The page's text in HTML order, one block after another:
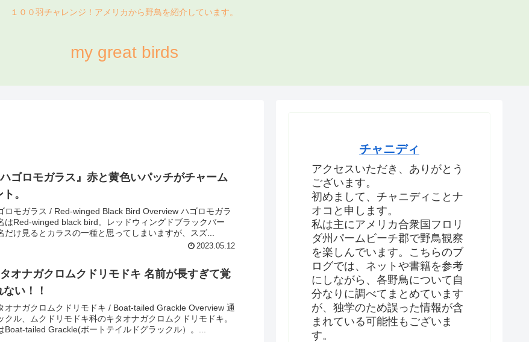
１００羽チャレンジ！アメリカから野鳥を紹介しています。
my great birds
ゴロモガラス』赤と黄色いパッチがチャーム
。
ロモガラス / Red-winged Black Bird Overview ハゴロモガラ
はRed-winged black bird。レッドウィングドブラックバー
だけ見るとカラスの一種と思ってしまいますが、スズ...
2023.05.12
オナガクロムクドリモドキ 名前が長すぎて覚
ない！！
オナガクロムクドリモドキ / Boat-tailed Grackle Overview 通
クル、ムクドリモドキ科のキタオナガクロムクドリモドキ。
Boat-tailed Grackle(ボートテイルドグラックル）。...
チャニディ
アクセスいただき、ありがとう
ございます。
初めまして、チャニディことナ
オコと申します。
私は主にアメリカ合衆国フロリ
ダ州パームビーチ郡で野鳥観察
を楽しんでいます。こちらのブ
ログでは、ネットや書籍を参考
にしながら、各野鳥について自
分なりに調べてまとめています
が、独学のため誤った情報が含
まれている可能性もございま
す。